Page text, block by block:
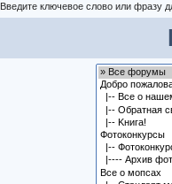
Введите ключевое слово или фразу